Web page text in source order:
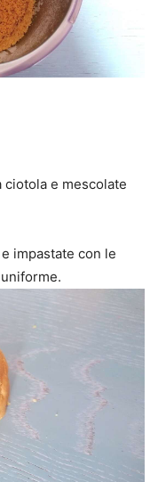
e mescolate
impastate con le